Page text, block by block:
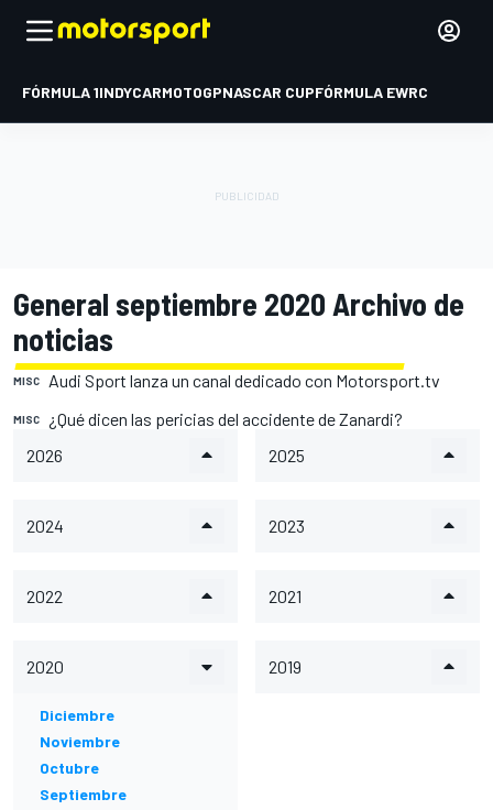
FÓRMULA 1INDYCARMOTOGPNASCAR CUPFÓRMULA EWRC
General septiembre 2020 Archivo de
noticias
MISC Audi Sport lanza un canal dedicado con Motorsport.tv
MISC
¿Qué dicen las pericias del accidente de Zanardi?
2026
2025
2024 2023
2022 2021
2020
Diciembre
Noviembre
Octubre
Septiembre
2019